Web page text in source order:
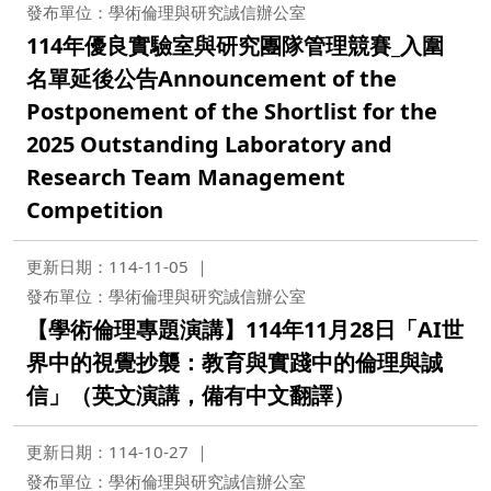
發布單位：學術倫理與研究誠信辦公室
114年優良實驗室與研究團隊管理競賽_入圍
名單延後公告Announcement of the
Postponement of the Shortlist for the
2025 Outstanding Laboratory and
Research Team Management
Competition
更新日期：114-11-05
發布單位：學術倫理與研究誠信辦公室
【學術倫理專題演講】114年11月28日「AI世
界中的視覺抄襲：教育與實踐中的倫理與誠
信」（英文演講，備有中文翻譯）
更新日期：114-10-27
發布單位：學術倫理與研究誠信辦公室